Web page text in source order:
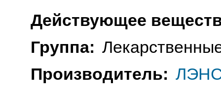
Действующее
Группа:
Производитель: